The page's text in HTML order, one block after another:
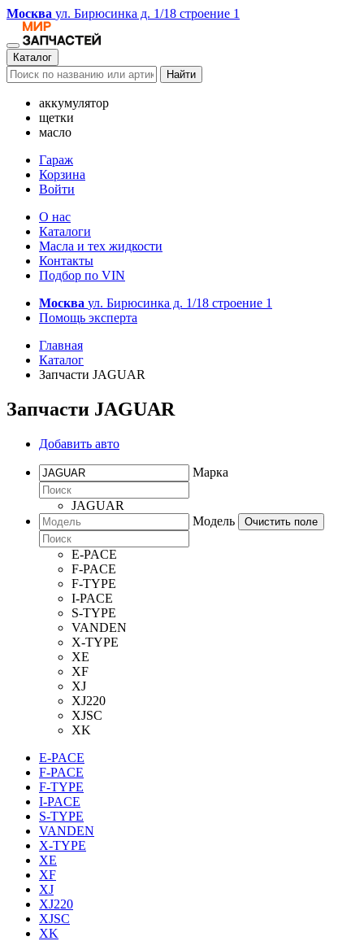
Москва ул. Бирюсинка д. 1/18 строение 1
Каталог
Найти
аккумулятор
щетки
масло
Гараж
Корзина
Войти
О нас
Каталоги
Масла и тех жидкости
Контакты
Подбор по VIN
Москва ул. Бирюсинка д. 1/18 строение 1
Помощь эксперта
Главная
Каталог
Запчасти JAGUAR
Запчасти JAGUAR
Добавить авто
Марка
JAGUAR
Модель
Очистить поле
E-PACE
F-PACE
F-TYPE
I-PACE
S-TYPE
VANDEN
X-TYPE
XE
XF
XJ
XJ220
XJSC
XK
E-PACE
F-PACE
F-TYPE
I-PACE
S-TYPE
VANDEN
X-TYPE
XE
XF
XJ
XJ220
XJSC
XK